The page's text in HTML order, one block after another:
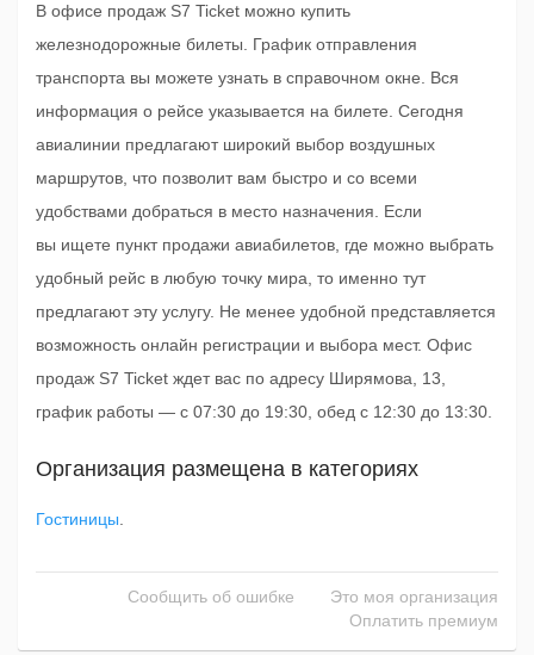
В офисе продаж S7 Ticket можно купить
железнодорожные билеты. График отправления
транспорта вы можете узнать в справочном окне. Вся
информация о рейсе указывается на билете. Сегодня
авиалинии предлагают широкий выбор воздушных
маршрутов, что позволит вам быстро и со всеми
удобствами добраться в место назначения. Если
вы ищете пункт продажи авиабилетов, где можно выбрать
удобный рейс в любую точку мира, то именно тут
предлагают эту услугу. Не менее удобной представляется
возможность онлайн регистрации и выбора мест. Офис
продаж S7 Ticket ждет вас по адресу Ширямова, 13,
график работы — с 07:30 до 19:30, обед с 12:30 до 13:30.
Организация размещена в категориях
Гостиницы
Сообщить об ошибке
Это моя организация
Оплатить премиум